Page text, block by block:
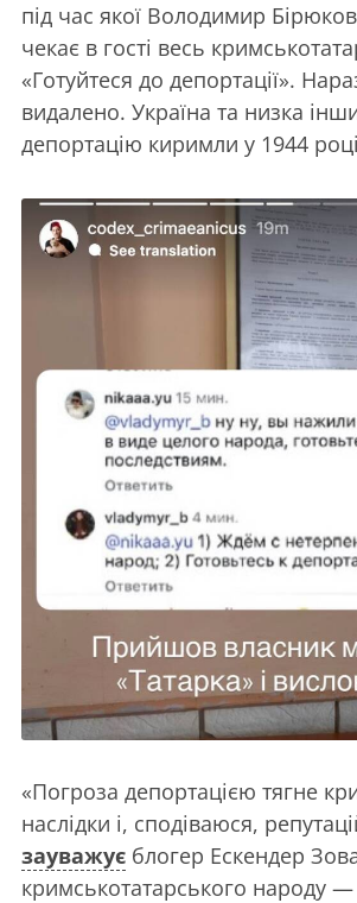
під час якої Володимир
чекає в гості весь
«Готуйтеся до депортації».
видалено. Україна та низка
депортацію киримли у 1944
«Погроза депортацією тягне
наслідки і, сподіваюся,
зауважує блогер Ескендер
кримськотатарського народу